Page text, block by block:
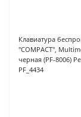
Клавиатура
"COMPACT",
черная (PF-8006)
PF_4434